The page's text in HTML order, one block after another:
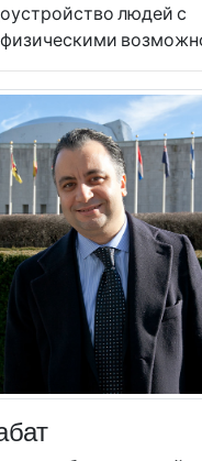
людей с